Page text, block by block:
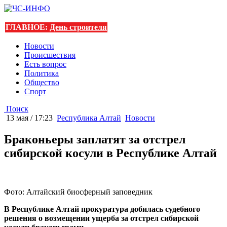
ГЛАВНОЕ: День строителя
Новости
Происшествия
Есть вопрос
Политика
Общество
Спорт
Поиск
13 мая / 17:23 Республика Алтай Новости
Браконьеры заплатят за отстрел
сибирской косули в Республике Алтай
Фото: Алтайский биосферный заповедник
В Республике Алтай прокуратура добилась судебного
решения о возмещении ущерба за отстрел сибирской